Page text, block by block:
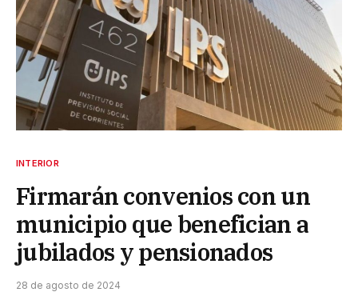
INTERIOR
Firmarán convenios con un
municipio que benefician a
jubilados y pensionados
28 de agosto de 2024